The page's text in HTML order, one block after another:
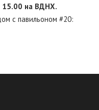
15.00 на ВДНХ.
с павильоном #20: